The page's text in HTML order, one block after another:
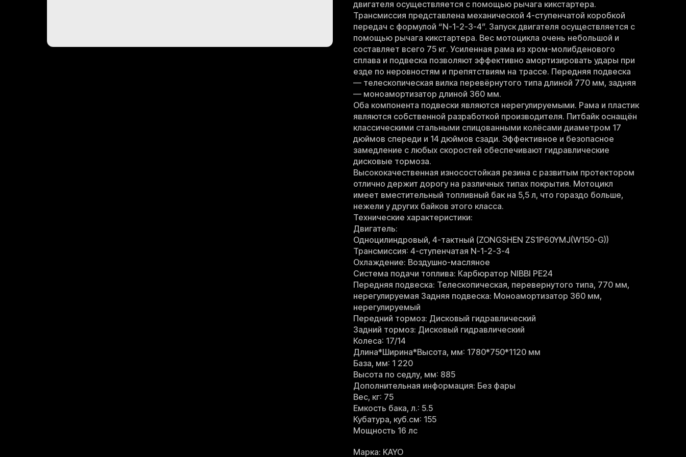
двигателя осуществляется с помощью рычага кикстартера.
Трансмиссия представлена механической 4-ступенчатой коробкой
передач с формулой “N-1-2-3-4”. Запуск двигателя осуществляется с
помощью рычага кикстартера. Вес мотоцикла очень небольшой и
составляет всего 75 кг. Усиленная рама из хром-молибденового
сплава и подвеска позволяют эффективно амортизировать удары при
езде по неровностям и препятствиям на трассе. Передняя подвеска
— телескопическая вилка перевёрнутого типа длиной 770 мм, задняя
— моноамортизатор длиной 360 мм.
Оба компонента подвески являются нерегулируемыми. Рама и пластик
являются собственной разработкой производителя. Питбайк оснащён
классическими стальными спицованными колёсами диаметром 17
дюймов спереди и 14 дюймов сзади. Эффективное и безопасное
замедление с любых скоростей обеспечивают гидравлические
дисковые тормоза.
Высококачественная износостойкая резина с развитым протектором
отлично держит дорогу на различных типах покрытия. Мотоцикл
имеет вместительный топливный бак на 5,5 л, что гораздо больше,
нежели у других байков этого класса.
Технические характеристики:
Двигатель:
Одноцилиндровый, 4-тактный (ZONGSHEN ZS1P60YMJ(W150-G))
Трансмиссия: 4-ступенчатая N-1-2-3-4
Охлаждение: Воздушно-масляное
Система подачи топлива: Карбюратор NIBBI PE24
Передняя подвеска: Телескопическая, перевернутого типа, 770 мм,
нерегулируемая Задняя подвеска: Моноамортизатор 360 мм,
нерегулируемый
Передний тормоз: Дисковый гидравлический
Задний тормоз: Дисковый гидравлический
Колеса: 17/14
Длина*Ширина*Высота, мм: 1780*750*1120 мм
База, мм: 1 220
Высота по седлу, мм: 885
Дополнительная информация: Без фары
Вес, кг: 75
Емкость бака, л.: 5.5
Кубатура, куб.см: 155
Мощность 16 лс
Марка: KAYO